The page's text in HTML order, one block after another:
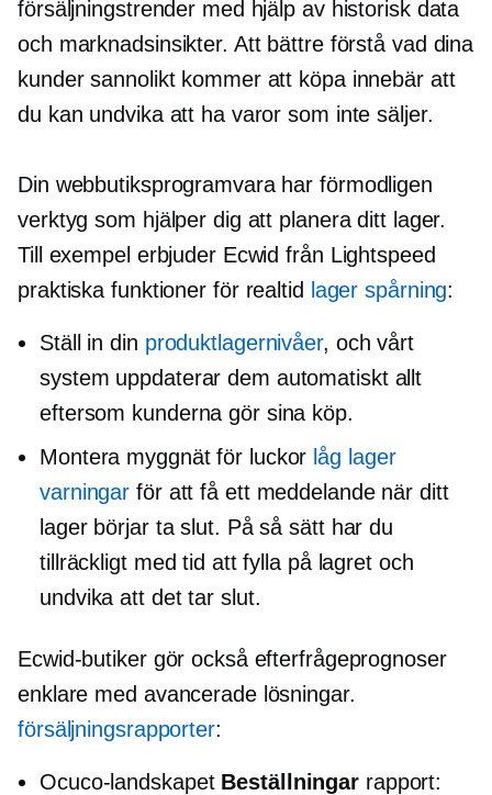
försäljningstrender med hjälp av historisk data
och marknadsinsikter. Att bättre förstå vad dina
kunder sannolikt kommer att köpa innebär att
du kan undvika att ha varor som inte säljer.
Din webbutiksprogramvara har förmodligen
verktyg som hjälper dig att planera ditt lager.
Till exempel erbjuder Ecwid från Lightspeed
praktiska funktioner för realtid lager spårning:
Ställ in din produktlagernivåer, och vårt
system uppdaterar dem automatiskt allt
eftersom kunderna gör sina köp.
Montera myggnät för luckor låg lager
varningar för att få ett meddelande när ditt
lager börjar ta slut. På så sätt har du
tillräckligt med tid att fylla på lagret och
undvika att det tar slut.
Ecwid-butiker gör också efterfrågeprognoser
enklare med avancerade lösningar.
försäljningsrapporter:
Ocuco-landskapet Beställningar rapport: